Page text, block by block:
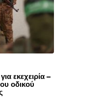
εκεχειρία –
οδικού